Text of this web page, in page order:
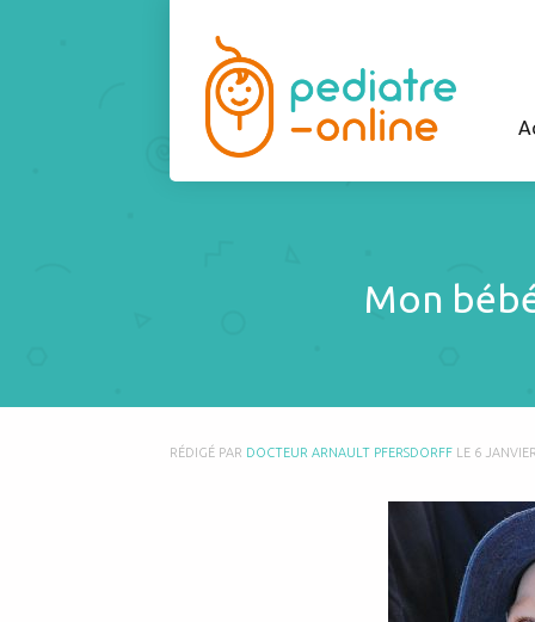
Mon
RÉDIGÉ PAR DOCTEUR ARNAULT PFERSDORFF LE 6